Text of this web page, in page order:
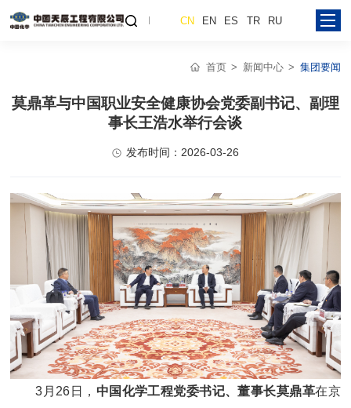
CN EN ES TR RU
首页 新闻中心 集团要闻
莫鼎革与中国职业安全健康协会党委副书记、副理
事长王浩水举行会谈
发布时间：2026-03-26
3月26日， 中国化学工程党委书记、董事长莫鼎革在京